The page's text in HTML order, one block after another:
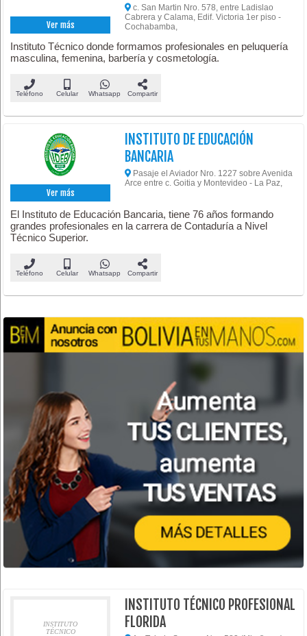
Ver más
c. San Martin Nro. 578, entre Ladislao
Cabrera y Calama, Edif. Victoria 1er piso -
Cochabamba,
Instituto Técnico donde formamos profesionales en peluquería
masculina, femenina, barbería y cosmetología.
Teléfono Celular Whatsapp Compartir
Ver más
INSTITUTO DE EDUCACIÓN
BANCARIA
Pasaje el Aviador Nro. 1227 sobre Avenida
Arce entre c. Goitia y Montevideo - La Paz,
El Instituto de Educación Bancaria, tiene 76 años formando
grandes profesionales en la carrera de Contaduría a Nivel
Técnico Superior.
Teléfono Celular Whatsapp Compartir
INSTITUTO
TÉCNICO
INSTITUTO TÉCNICO PROFESIONAL
FLORIDA